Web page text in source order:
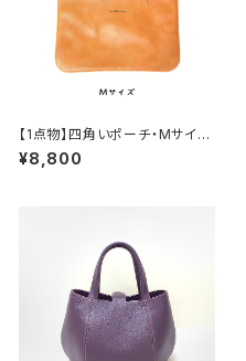
【1点物】四角いポーチ・Mサイ
ズ ◎sutenaiシリーズ◎
¥8,800